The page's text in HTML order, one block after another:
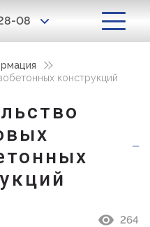
08
конструкций
264